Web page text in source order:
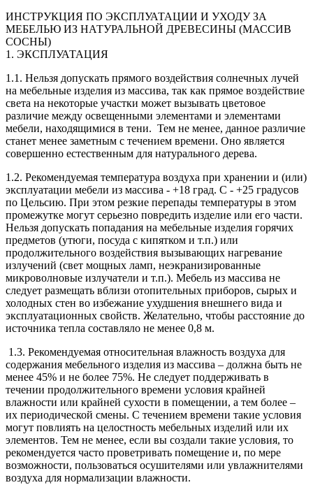
ИНСТРУКЦИЯ ПО ЭКСПЛУАТАЦИИ И УХОДУ ЗА
МЕБЕЛЬЮ ИЗ НАТУРАЛЬНОЙ ДРЕВЕСИНЫ (МАССИВ
СОСНЫ)
1. ЭКСПЛУАТАЦИЯ
1.1. Нельзя допускать прямого воздействия солнечных лучей
на мебельные изделия из массива, так как прямое воздействие
света на некоторые участки может вызывать цветовое
различие между освещенными элементами и элементами
мебели, находящимися в тени. Тем не менее, данное различие
станет менее заметным с течением времени. Оно является
совершенно естественным для натурального дерева.
1.2. Рекомендуемая температура воздуха при хранении и (или)
эксплуатации мебели из массива - +18 град. С - +25 градусов
по Цельсию. При этом резкие перепады температуры в этом
промежутке могут серьезно повредить изделие или его части.
Нельзя допускать попадания на мебельные изделия горячих
предметов (утюги, посуда с кипятком и т.п.) или
продолжительного воздействия вызывающих нагревание
излучений (свет мощных ламп, неэкранизированные
микроволновые излучатели и т.п.). Мебель из массива не
следует размещать вблизи отопительных приборов, сырых и
холодных стен во избежание ухудшения внешнего вида и
эксплуатационных свойств. Желательно, чтобы расстояние до
источника тепла составляло не менее 0,8 м.
1.3. Рекомендуемая относительная влажность воздуха для
содержания мебельного изделия из массива – должна быть не
менее 45% и не более 75%. Не следует поддерживать в
течении продолжительного времени условия крайней
влажности или крайней сухости в помещении, а тем более –
их периодической смены. С течением времени такие условия
могут повлиять на целостность мебельных изделий или их
элементов. Тем не менее, если вы создали такие условия, то
рекомендуется часто проветривать помещение и, по мере
возможности, пользоваться осушителями или увлажнителями
воздуха для нормализации влажности.